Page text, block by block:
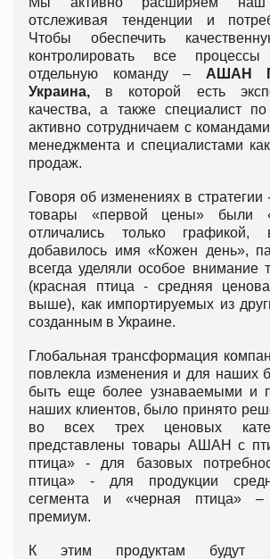
отслеживая тенденции и
Чтобы обеспечить
контролировать все
отдельную команду – АШАН
Украина, в которой есть
качества, а также специалист
активно сотрудничаем с
менеджмента и специалистами
продаж.
Говоря об изменениях в
товары «первой цены» были
отличались только
добавилось имя «Кожен день»,
всегда уделяли особое
(красная птица - средняя
выше), как импортируемых из
созданным в Украине.
Глобальная трансформация
повлекла изменения и для наших
быть еще более узнаваемыми и
наших клиентов, было принято
во всех трех ценовых
представлены товары АШАН с
птица» - для базовых
птица» - для продукции
сегмента и «черная птица»
премиум.
К этим продуктам будут